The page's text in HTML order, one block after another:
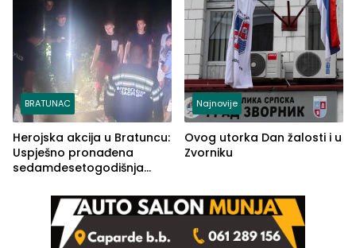
BRATUNAC
Herojska akcija u Bratuncu:
Uspješno pronađena
sedamdesetogodišnja
Kravice.
Najnovije
Ovog utorka Dan žalosti i u
Zvorniku